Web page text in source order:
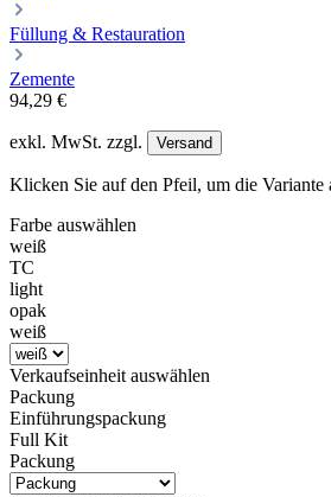
Füllung & Restauration
Zemente
94,29 €
exkl. MwSt. zzgl. Versand
Klicken Sie auf den Pfeil, um die Variante
Farbe auswählen
weiß
TC
light
opak
weiß
Verkaufseinheit auswählen
Packung
Einführungspackung
Full Kit
Packung